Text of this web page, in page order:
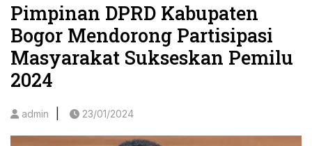
Pimpinan DPRD Kabupaten
Bogor Mendorong Partisipasi
Masyarakat Sukseskan Pemilu
2024
admin 23/01/2024